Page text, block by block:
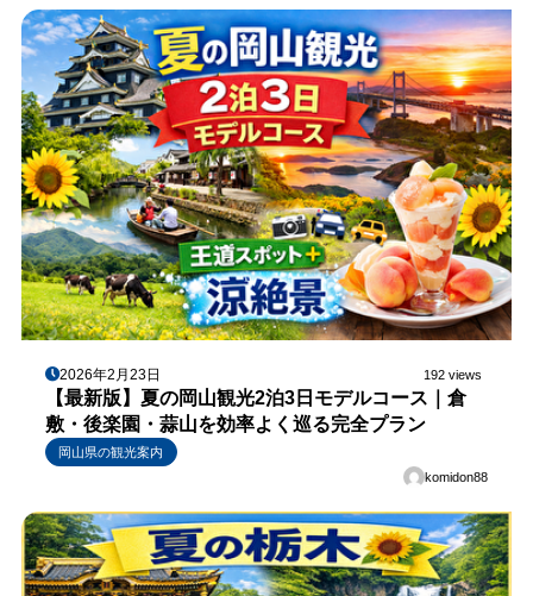
2026年2月23日 192 views
【最新版】夏の岡山観光2泊3日モデルコース｜倉
敷・後楽園・蒜山を効率よく巡る完全プラン
岡山県の観光案内
komidon88